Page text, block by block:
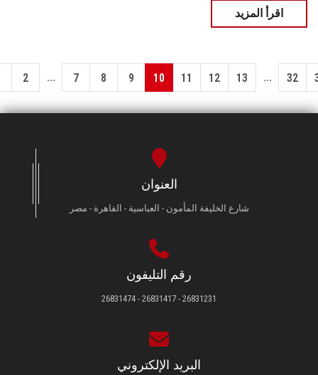
اقرأ المزيد
2 ... 7 8 9 10 11 12 13 ... 32
العنوان
شارع الخليفة المأمون - العباسية - القاهرة - مصر
رقم التليفون
26831231 - 26831417 - 26831474
البريد الإلكتروني